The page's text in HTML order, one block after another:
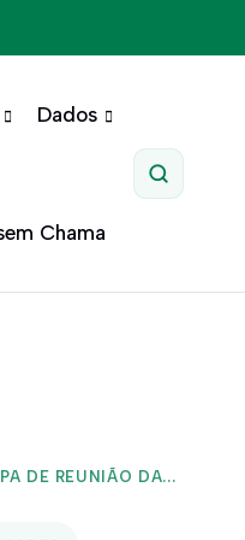
Dados
Chama
Pesquisar
DE REUNIÃO DA...